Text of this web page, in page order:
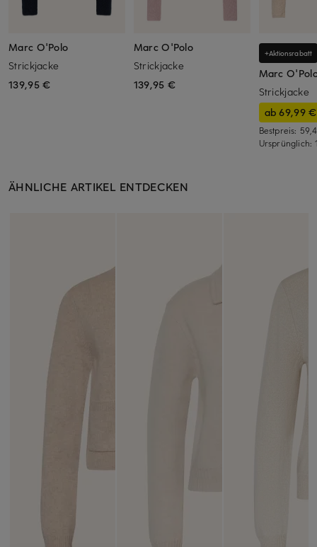
Marc O'Polo
Strickjacke
139,95 €
Marc O'Polo
Strickjacke
139,95 €
+Aktionsrabatt
Marc
Strickjacke
ab 69,99 €
Bestpreis:
Ursprünglich:
ÄHNLICHE ARTIKEL ENTDECKEN